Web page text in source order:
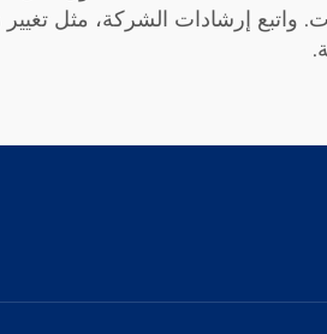
واتبع إرشادات الشركة، مثل